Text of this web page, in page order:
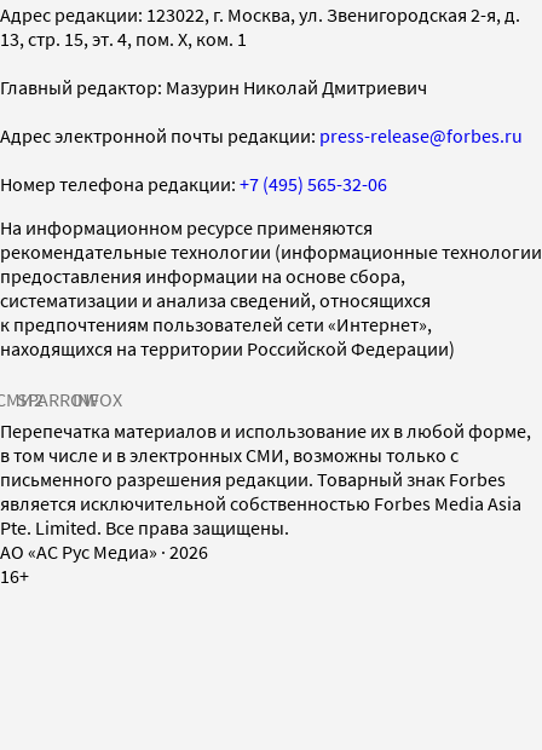
Адрес редакции: 123022, г. Москва, ул. Звенигородская 2-я, д.
13, стр. 15, эт. 4, пом. X, ком. 1
Главный редактор: Мазурин Николай Дмитриевич
Адрес электронной почты редакции: press-release@forbes.ru
Номер телефона редакции: +7 (495) 565-32-06
На информационном ресурсе применяются
рекомендательные технологии (информационные технологии
предоставления информации на основе сбора,
систематизации и анализа сведений, относящихся
к предпочтениям пользователей сети «Интернет»,
находящихся на территории Российской Федерации)
SPARROWINFOX
Перепечатка материалов и использование их в любой форме,
в том числе и в электронных СМИ, возможны только с
письменного разрешения редакции. Товарный знак Forbes
является исключительной собственностью Forbes Media Asia
Pte. Limited. Все права защищены.
AO «АС Рус Медиа» · 2026
16+